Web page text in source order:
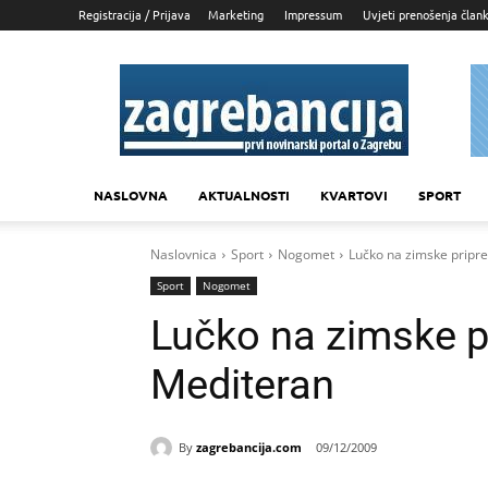
Registracija / Prijava Marketing Impressum Uvjeti prenošenja
Zagrebancija
NASLOVNA AKTUALNOSTI KVARTOVI SPORT
Naslovnica Sport Nogomet Lučko na zimske
Sport Nogomet
Lučko na zimske
Mediteran
By zagrebancija.com 09/12/2009